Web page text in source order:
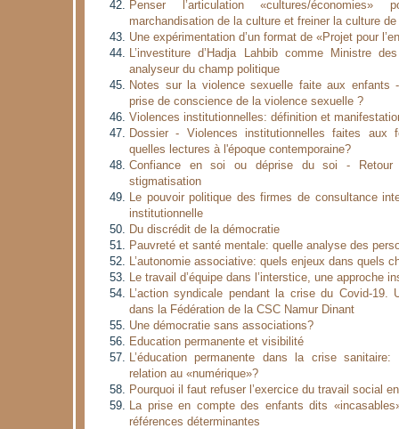
Penser l’articulation «cultures/
marchandisation de la culture et freiner la culture
Une expérimentation d’un format de «Projet pour
L’investiture d’Hadja Lahbib comme Ministre
analyseur du champ politique
Notes sur la violence sexuelle faite aux enfants
prise de conscience de la violence sexuelle ?
Violences institutionnelles: définition et
Dossier - Violences institutionnelles faites aux
quelles lectures à l'époque contemporaine?
Confiance en soi ou déprise du soi -
stigmatisation
Le pouvoir politique des firmes de consultance
institutionnelle
Du discrédit de la démocratie
Pauvreté et santé mentale: quelle analyse des
L’autonomie associative: quels enjeux dans quels
Le travail d’équipe dans l’interstice, une approche
L’action syndicale pendant la crise du Covid-19.
dans la Fédération de la CSC Namur Dinant
Une démocratie sans associations?
Education permanente et visibilité
L’éducation permanente dans la crise
relation au «numérique»?
Pourquoi il faut refuser l’exercice du travail social
La prise en compte des enfants dits
références déterminantes